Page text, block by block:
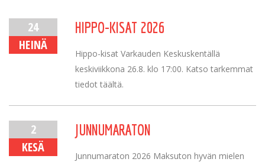
24
HEINÄ
HIPPO-KISAT 2026
Hippo-kisat Varkauden Keskuskentällä
keskiviikkona 26.8. klo 17:00. Katso tarkemmat
tiedot täältä.
2
KESÄ
JUNNUMARATON
Junnumaraton 2026 Maksuton hyvän mielen